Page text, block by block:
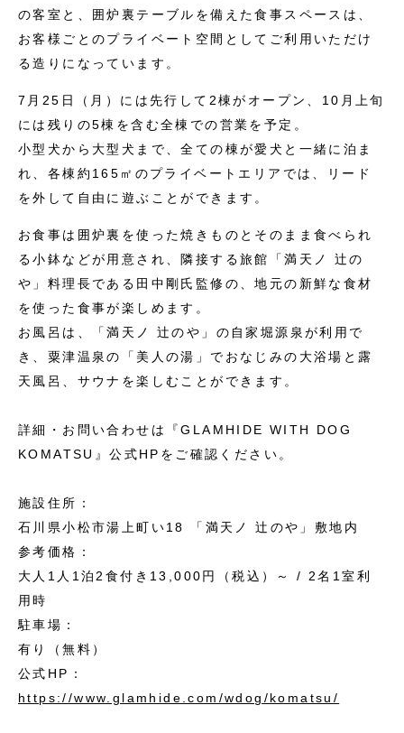
の客室と、囲炉裏テーブルを備えた食事スペースは、
お客様ごとのプライベート空間としてご利用いただけ
る造りになっています。
7月25日（月）には先行して2棟がオープン、10月上旬
には残りの5棟を含む全棟での営業を予定。
小型犬から大型犬まで、全ての棟が愛犬と一緒に泊ま
れ、各棟約165㎡のプライベートエリアでは、リード
を外して自由に遊ぶことができます。
お食事は囲炉裏を使った焼きものとそのまま食べられ
る小鉢などが用意され、隣接する旅館「満天ノ 辻の
や」料理長である田中剛氏監修の、地元の新鮮な食材
を使った食事が楽しめます。
お風呂は、「満天ノ 辻のや」の自家堀源泉が利用で
き、粟津温泉の「美人の湯」でおなじみの大浴場と露
天風呂、サウナを楽しむことができます。
詳細・お問い合わせは『GLAMHIDE WITH DOG
KOMATSU』公式HPをご確認ください。
施設住所：
石川県小松市湯上町い18 「満天ノ 辻のや」敷地内
参考価格：
大人1人1泊2食付き13,000円（税込）～ / 2名1室利
用時
駐車場：
有り（無料）
公式HP：
https://www.glamhide.com/wdog/komatsu/